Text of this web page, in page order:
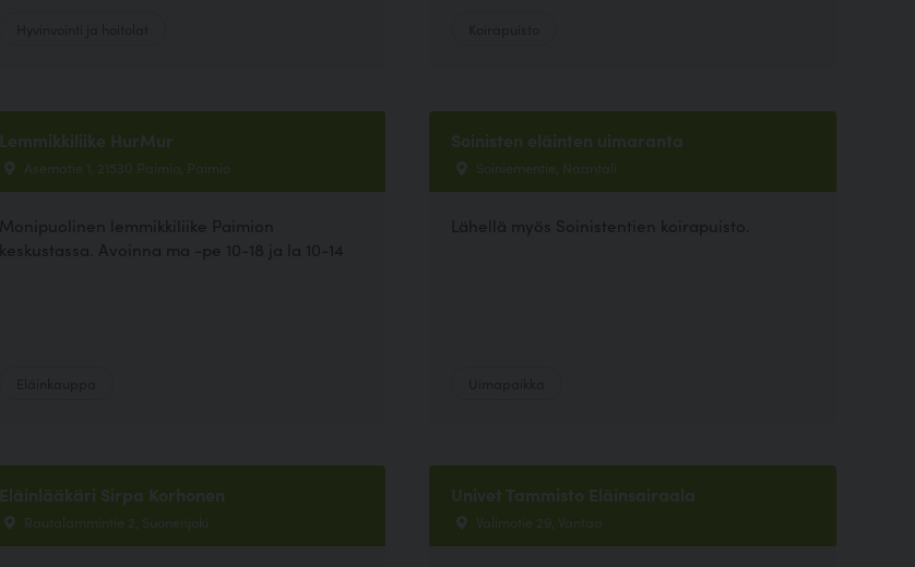
Lemmikkiliike HurMur
Asematie 1, 21530 Paimio, Paimio
Monipuolinen lemmikkiliike Paimion
keskustassa. Avoinna ma -pe 10-18 ja la 10-14
Soinisten eläinten uimaranta
Soiniementie, Naantali
Lähellä myös Soinistentien koirapuisto.
Eläinlääkäri Sirpa Korhonen
Rautalammintie 2, Suonenjoki
Univet Tammisto Eläinsairaala
Valimotie 29, Vantaa